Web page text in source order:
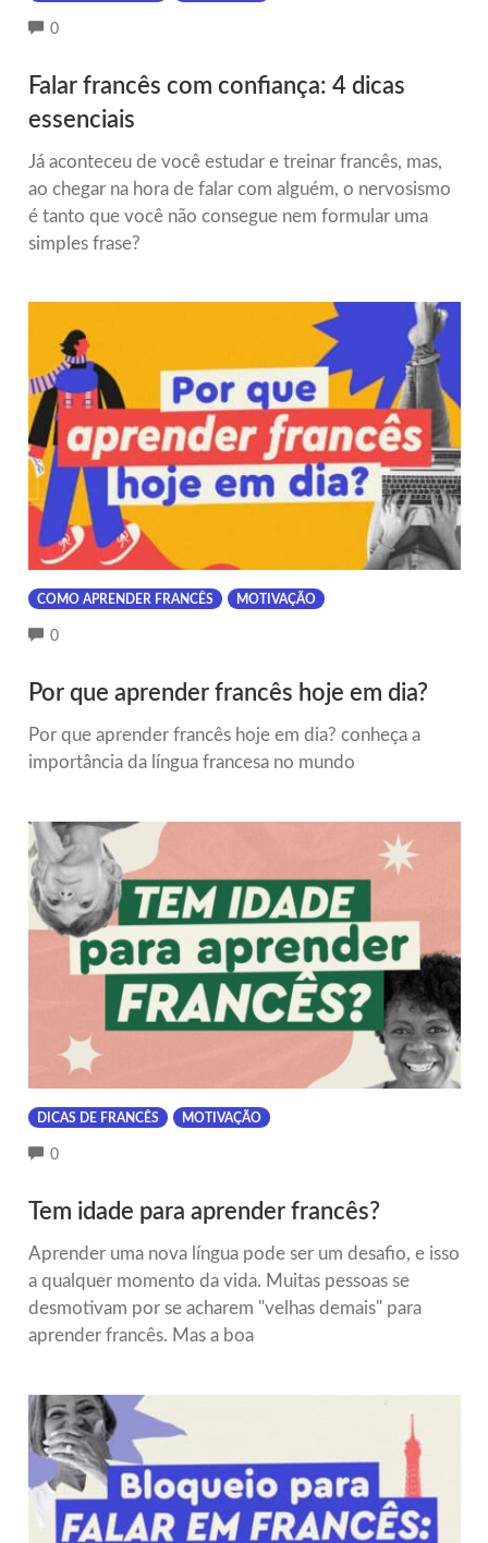
0COMMENTS
Falar francês com confiança: 4 dicas
essenciais
Já aconteceu de você estudar e treinar francês, mas,
ao chegar na hora de falar com alguém, o nervosismo
é tanto que você não consegue nem formular uma
simples frase?
COMO APRENDER FRANCÊS MOTIVAÇÃO
0COMMENTS
Por que aprender francês hoje em dia?
Por que aprender francês hoje em dia? conheça a
importância da língua francesa no mundo
DICAS DE FRANCÊS MOTIVAÇÃO
0COMMENTS
Tem idade para aprender francês?
Aprender uma nova língua pode ser um desafio, e isso
a qualquer momento da vida. Muitas pessoas se
desmotivam por se acharem "velhas demais" para
aprender francês. Mas a boa